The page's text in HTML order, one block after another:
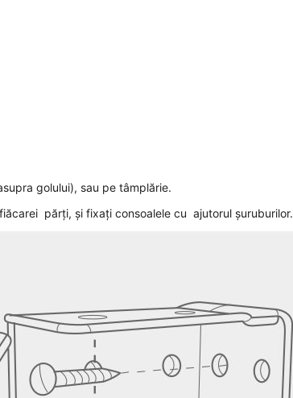
golului), sau pe tâmplărie.
părți, și fixați consoalele cu ajutorul șuruburilor.